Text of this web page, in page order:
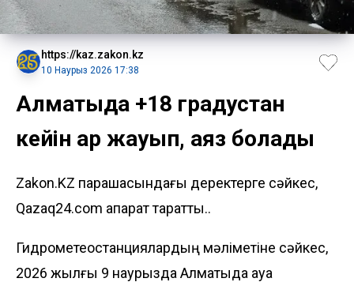
https://kaz.zakon.kz
10 Наурыз 2026 17:38
Алматыда +18 градустан
кейін қар жауып, аяз болады
Zakon.KZ парақшасындағы деректерге сәйкес,
Qazaq24.com ақпарат таратты..
Гидрометеостанциялардың мәліметіне сәйкес,
2026 жылғы 9 наурызда Алматыда ауа